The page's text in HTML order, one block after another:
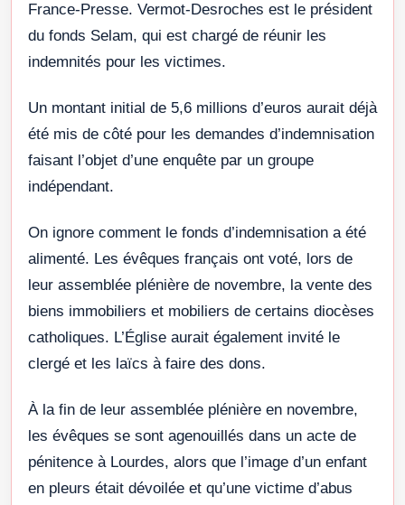
France-Presse. Vermot-Desroches est le président
du fonds Selam, qui est chargé de réunir les
indemnités pour les victimes.
Un montant initial de 5,6 millions d’euros aurait déjà
été mis de côté pour les demandes d’indemnisation
faisant l’objet d’une enquête par un groupe
indépendant.
On ignore comment le fonds d’indemnisation a été
alimenté. Les évêques français ont voté, lors de
leur assemblée plénière de novembre, la vente des
biens immobiliers et mobiliers de certains diocèses
catholiques. L’Église aurait également invité le
clergé et les laïcs à faire des dons.
À la fin de leur assemblée plénière en novembre,
les évêques se sont agenouillés dans un acte de
pénitence à Lourdes, alors que l’image d’un enfant
en pleurs était dévoilée et qu’une victime d’abus